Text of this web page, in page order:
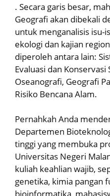
. Secara garis besar,
Geografi akan dibekali
untuk menganalisis isu-
ekologi dan kajian
diperoleh antara lain:
Evaluasi dan
Oseanografi, Geografi
Risiko Bencana Alam.
Pernahkah Anda
Departemen
tinggi yang membuka
Universitas Negeri
kuliah keahlian wajib,
genetika, kimia pangan